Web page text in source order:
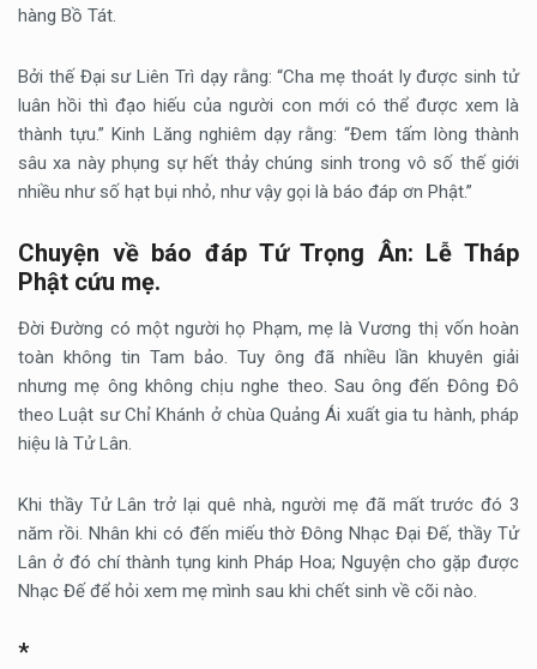
hàng Bồ Tát.
Bởi thế Đại sư Liên Trì dạy rằng: “Cha mẹ thoát ly được sinh tử
luân hồi thì đạo hiếu của người con mới có thể được xem là
thành tựu.” Kinh Lăng nghiêm dạy rằng: “Đem tấm lòng thành
sâu xa này phụng sự hết thảy chúng sinh trong vô số thế giới
nhiều như số hạt bụi nhỏ, như vậy gọi là báo đáp ơn Phật.”
Chuyện về báo đáp Tứ Trọng Ân: Lễ Tháp
Phật cứu mẹ.
Đời Đường có một người họ Phạm, mẹ là Vương thị vốn hoàn
toàn không tin Tam bảo. Tuy ông đã nhiều lần khuyên giải
nhưng mẹ ông không chịu nghe theo. Sau ông đến Đông Đô
theo Luật sư Chỉ Khánh ở chùa Quảng Ái xuất gia tu hành, pháp
hiệu là Tử Lân.
Khi thầy Tử Lân trở lại quê nhà, người mẹ đã mất trước đó 3
năm rồi. Nhân khi có đến miếu thờ Đông Nhạc Đại Đế, thầy Tử
Lân ở đó chí thành tụng kinh Pháp Hoa; Nguyện cho gặp được
Nhạc Đế để hỏi xem mẹ mình sau khi chết sinh về cõi nào.
*